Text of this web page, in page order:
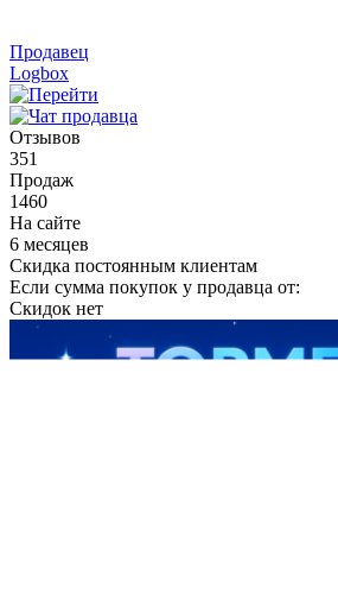
Продавец
Logbox
Отзывов
351
Продаж
1460
На сайте
6 месяцев
Скидка постоянным клиентам
Если сумма покупок у продавца от:
Скидок нет